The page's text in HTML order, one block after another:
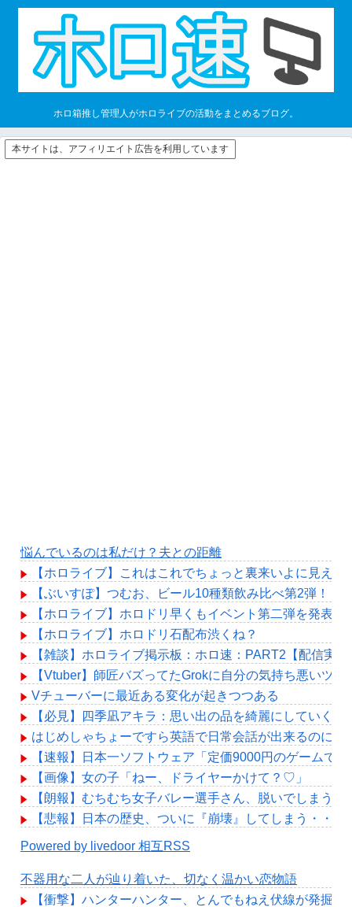
ホロ箱推し管理人がホロライブの活動をまとめるブログ。
本サイトは、アフィリエイト広告を利用しています
悩んでいるのは私だけ？夫との距離
【ホロライブ】これはこれでちょっと裏来いよに見える
【ぶいすぽ】つむお、ビール10種類飲み比べ第2弾！
【ホロライブ】ホロドリ早くもイベント第二弾を発表
【ホロライブ】ホロドリ石配布渋くね？
【雑談】ホロライブ掲示板：ホロ速：PART2【配信実況
【Vtuber】師匠バズってたGrokに自分の気持ち悪いツ
Vチューバーに最近ある変化が起きつつある
【必見】四季凪アキラ：思い出の品を綺麗にしていく。
はじめしゃちょーですら英語で日常会話が出来るのに
【速報】日本一ソフトウェア「定価9000円のゲームで
【画像】女の子「ねー、ドライヤーかけて？♡」
【朗報】むちむち女子バレー選手さん、脱いでしまう💕
【悲報】日本の歴史、ついに『崩壊』してしまう・・・
Powered by livedoor 相互RSS
不器用な二人が辿り着いた、切なく温かい恋物語
【衝撃】ハンターハンター、とんでもねえ伏線が発掘